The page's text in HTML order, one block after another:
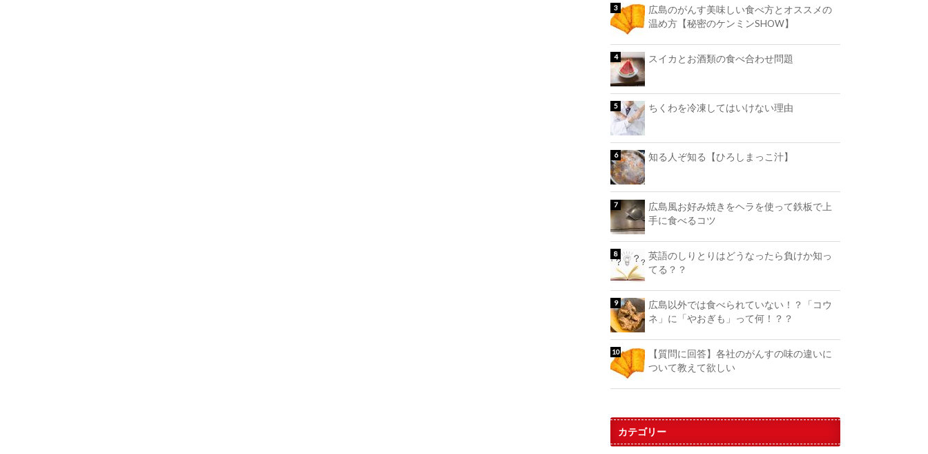
広島のがんす美味しい食べ方とオススメの
温め方【秘密のケンミンSHOW】
スイカとお酒類の食べ合わせ問題
ちくわを冷凍してはいけない理由
知る人ぞ知る【ひろしまっこ汁】
広島風お好み焼きをヘラを使って鉄板で上
手に食べるコツ
英語のしりとりはどうなったら負けか知っ
てる？？
広島以外では食べられていない！？「コウ
ネ」に「やおぎも」って何！？？
【質問に回答】各社のがんすの味の違いに
ついて教えて欲しい
カテゴリー